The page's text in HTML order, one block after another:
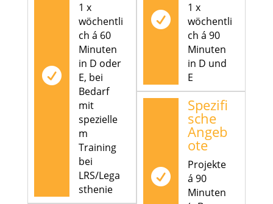

1 x
wöchentli
ch á 60
Minuten
in D oder
E, bei
Bedarf
mit
spezielle
m
Training
bei
LRS/Lega
sthenie

1 x
wöchentli
ch á 90
Minuten
in D und
E

Spezifi
sche
Angeb
ote
Projekte
á 90
Minuten